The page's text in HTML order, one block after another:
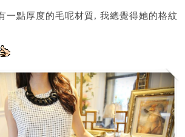
一點厚度的毛呢材質, 我總覺得她的格紋